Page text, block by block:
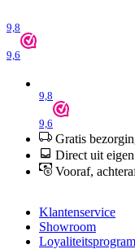
9,8
9,6
9,8
9,6
Gratis
Direct uit
Vooraf,
Klantenservice
Showroom